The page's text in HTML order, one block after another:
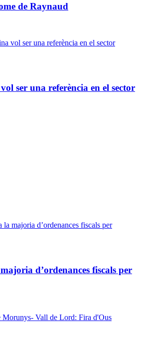
de Raynaud
ser una referència en el sector
d’ordenances fiscals per